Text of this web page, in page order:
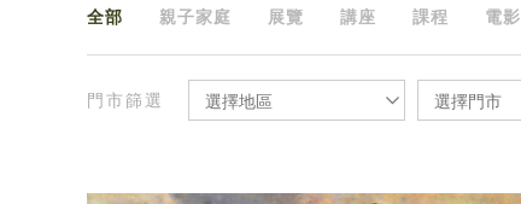
全部 親子家庭 展覽 講座 課程 電影
門市篩選 選擇地區 選擇門市